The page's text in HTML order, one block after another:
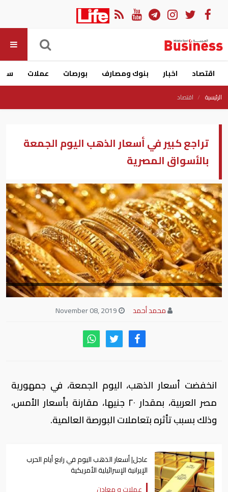
اقتصاد اخبار بنوك ومصارف بورصات عملات
الرئيسية اقتصاد
تراجع كبير في أسعار الذهب اليوم الجمعة
بالأسواق المصرية
محمد أحمد
انخفضت أسعار الذهب، اليوم الجمعة، في جمهورية
مصر العربية، بمقدار ٢٠ جنيها، مقارنة بأسعار الأمس،
وذلك بسبب تأثره بتعاملات البورصة العالمية.
عاجل| أسعار الذهب اليوم في رابع أيام الحرب
الإيرانية الإسرائيلية الأمريكية